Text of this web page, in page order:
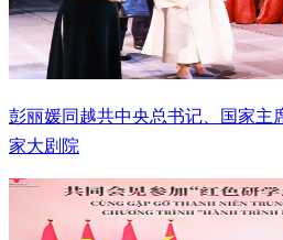
彭丽媛同越共中央总书记、国家主
家大剧院